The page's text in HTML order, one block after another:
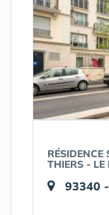
THIERS - LE
93340